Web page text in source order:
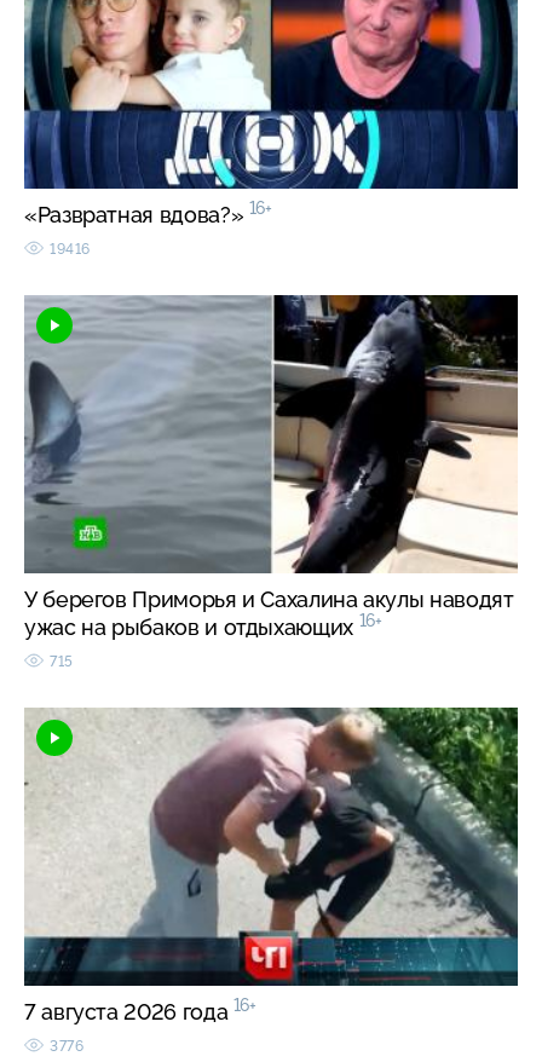
«Развратная вдова?» 16+
19416
У берегов Приморья и Сахалина акулы наводят
ужас на рыбаков и отдыхающих 16+
715
7 августа 2026 года 16+
3776